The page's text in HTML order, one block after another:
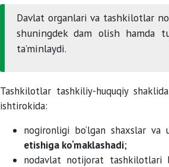
Davlat organlari va tashkilotlar
shuningdek dam olish hamda
ta’minlaydi.
Tashkilotlar tashkiliy-huquqiy
ishtirokida:
nogironligi bo‘lgan shaxslar va
etishiga ko‘maklashadi;
nodavlat notijorat tashkilotlari